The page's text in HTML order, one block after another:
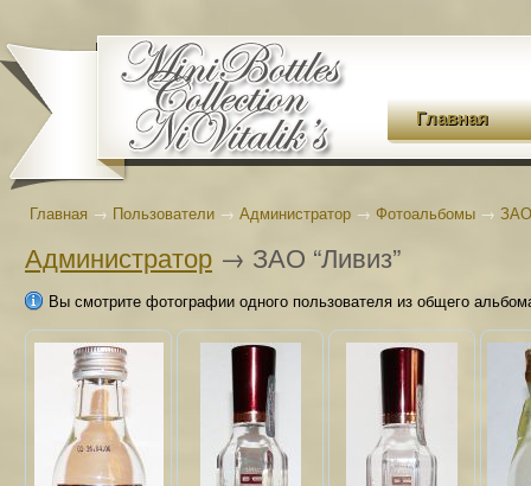
Главная
Главная → Пользователи → Администратор → Фотоальбомы → ЗАО
Администратор → ЗАО “Ливиз”
Вы смотрите фотографии одного пользователя из общего